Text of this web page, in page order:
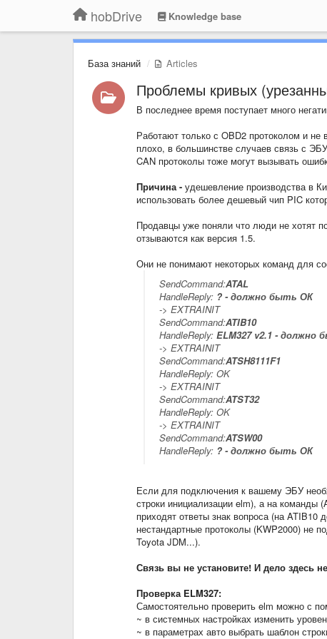
hobDrive Knowledge base
База знаний Articles
Проблемы кривых
В последнее время поступает много
Работают только с OBD2 протоколом и
плохо, в большинстве случаев связь с
CAN протоколы тоже могут вызывать
Причина - удешевление производства в
использовать более дешевый чип PIC
Продавцы уже поняли что люди не хотят
отзываются как версия 1.5.
Они не понимают некоторых команд для
SendCommand:ATAL
HandleReply: ? - должно быть ОК
-> EXTRAINIT
SendCommand:ATIB10
HandleReply:ELM327 v2.1 - должно
-> EXTRAINIT
SendCommand:ATSH8111F1
HandleReply: OK
-> EXTRAINIT
SendCommand:ATST32
HandleReply: OK
-> EXTRAINIT
SendCommand:ATSW00
HandleReply:? - должно быть ОК
Если для подключения к вашему ЭБУ
строки инициализации elm), а на команды
приходят ответы знак вопроса (на
нестандартные протоколы (KWP2000)
Toyota JDM...).
Связь вы не установите! И дело здесь
Проверка ELM327:
Самостоятельно проверить elm можно с
~ в системных настройках изменить
~ в параметрах авто выбрать шаблон